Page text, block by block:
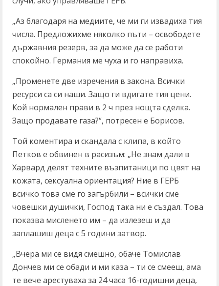
„Аз благодаря на медиите, че ми ги извадиха тия
числа. Предложихме няколко пъти – освободете
държавния резерв, за да може да се работи
спокойно. Германия ме чуха и го направиха.
„Променете две изречения в закона. Всички
ресурси са си наши. Защо ги вдигате тия цени.
Кой нормален прави в 2 ч през нощта сделка.
Защо продавате газа?“, потресен е Борисов.
Той коментира и скандала с клипа, в който
Петков е обвинен в расизъм: „Не знам дали в
Харвард делят техните възпитаници по цвят на
кожата, сексуална ориентация? Ние в ГЕРБ
всичко това сме го загърбили – всички сме
човешки душички, Господ така ни е създал. Това
показва мисленето им – да излезеш и да
заплашиш деца с 5 години затвор.
„Вчера ми се видя смешно, обаче Томислав
Дончев ми се обади и ми каза – ти се смееш, ама
те вече арестуваха за 24 часа 16-годишни деца,